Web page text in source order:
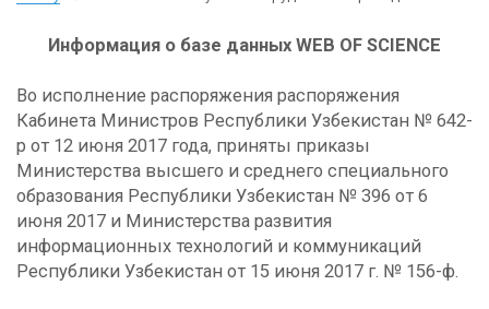
Информация о базе данных WEB OF SCIENCE
Во исполнение распоряжения распоряжения
Кабинета Министров Республики Узбекистан № 642-
р от 12 июня 2017 года, приняты приказы
Министерства высшего и среднего специального
образования Республики Узбекистан № 396 от 6
июня 2017 и Министерства развития
информационных технологий и коммуникаций
Республики Узбекистан от 15 июня 2017 г. № 156-ф.